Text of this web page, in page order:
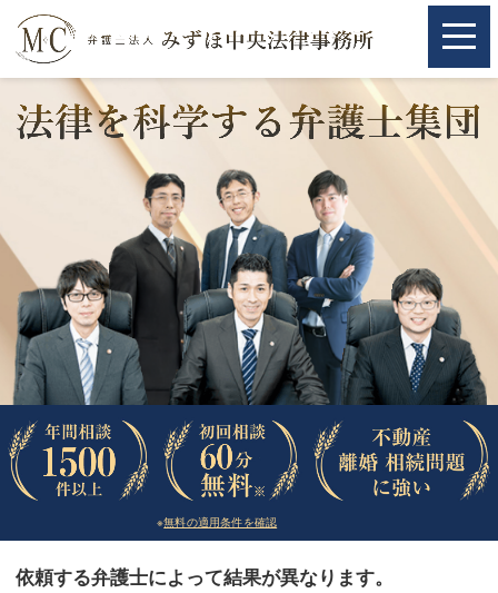
ホーム
相続・遺言
離婚（夫婦間トラブル）
企業法務
労働問題（解雇，残業等）
刑事弁護
交通事故
法律相談など（その他）
※無料の適用条件を確認
依頼する弁護士によって結果が異なります。
ホーム
相続・遺言
離婚（夫婦間トラブル）
企業法務
労働問題（解雇，残業等）
刑事弁護
交通事故
法律相談など（その他）